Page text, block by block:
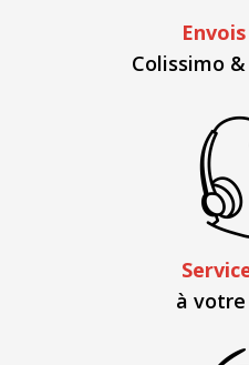
Colissimo
à